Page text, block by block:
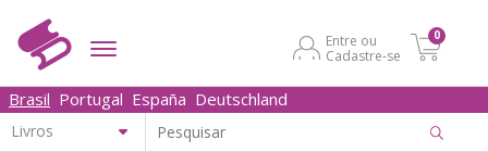
Entre ou
Cadastre-se
0
Brasil Portugal España Deutschland